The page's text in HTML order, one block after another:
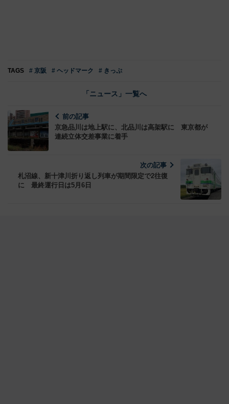
TAGS # 京阪 # ヘッドマーク # きっぷ
「ニュース」一覧へ
前の記事
京急品川は地上駅に、北品川は高架駅に 東京都が
連続立体交差事業に着手
次の記事
札沼線、新十津川折り返し列車が期間限定で2往復
に 最終運行日は5月6日